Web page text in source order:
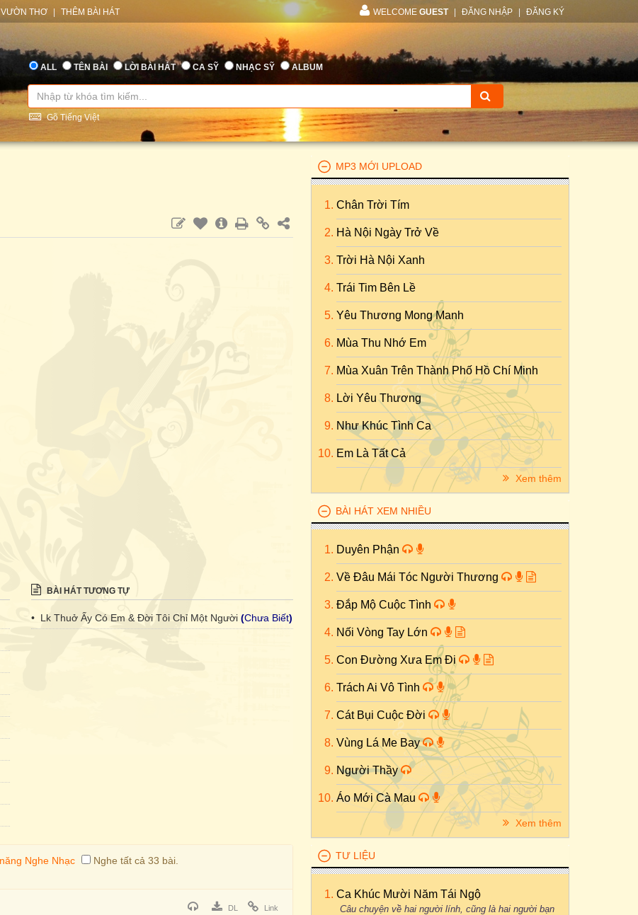
VƯỜN THƠ THÊM BÀI HÁT WELCOME GUEST ĐĂNG NHẬP ĐĂNG KÝ
ALL TÊN BÀI LỜI BÀI HÁT CA SỸ NHẠC SỸ ALBUM
Gõ Tiếng Việt
BÀI HÁT TƯƠNG TỰ
• Lk Thuở Ấy Có Em & Đời Tôi Chỉ Một Người (Chưa Biết)
Nghe tất cả 33 bài.
DL Link
MP3 MỚI UPLOAD
Chân Trời Tím
Hà Nội Ngày Trở Về
Trời Hà Nội Xanh
Trái Tim Bên Lề
Yêu Thương Mong Manh
Mùa Thu Nhớ Em
Mùa Xuân Trên Thành Phố Hồ Chí Minh
Lời Yêu Thương
Như Khúc Tình Ca
Em Là Tất Cả
Xem thêm
BÀI HÁT XEM NHIỀU
Duyên Phận
Về Đâu Mái Tóc Người Thương
Đắp Mộ Cuộc Tình
Nối Vòng Tay Lớn
Con Đường Xưa Em Đi
Trách Ai Vô Tình
Cát Bụi Cuộc Đời
Vùng Lá Me Bay
Người Thầy
Áo Mới Cà Mau
Xem thêm
TƯ LIỆU
Ca Khúc Mười Năm Tái Ngộ
Câu chuyện về hai người lính, cũng là hai người bạn